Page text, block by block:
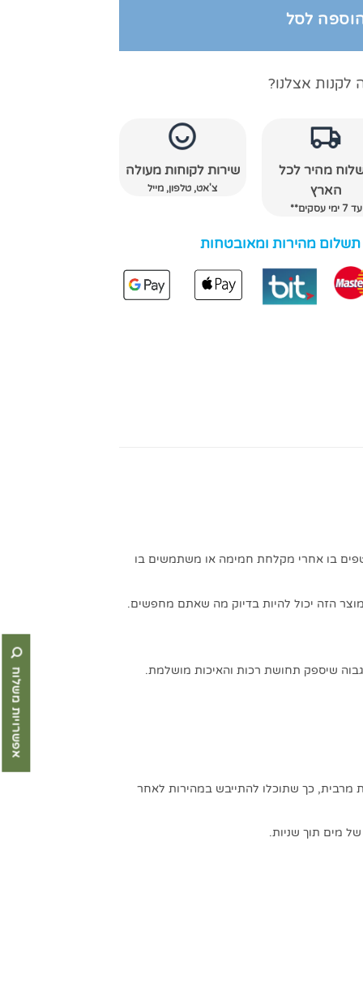
לסל
לקנות אצלנו?
מהיר לכל
הארץ
עד 7 ימי עסקים**
שירות לקוחות מעולה
צ'אט, טלפון, מייל
תשלום מהירות ומאובטחות
בו אחרי מקלחת חמימה או משתמשים בו
הזה יכול להיות בדיוק מה שאתם מחפשים.
מרבית, כך שתוכלו להתייבש במהירות לאחר
מים תוך שניות.
אפשרויות משלוח